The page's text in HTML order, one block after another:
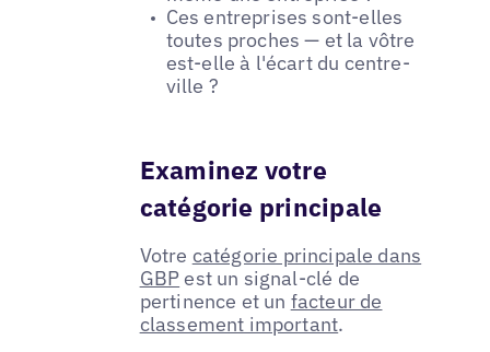
Ces entreprises sont-elles
toutes proches — et la vôtre
est-elle à l'écart du centre-
ville ?
Examinez votre
catégorie principale
Votre catégorie principale dans
GBP est un signal-clé de
pertinence et un facteur de
classement important.